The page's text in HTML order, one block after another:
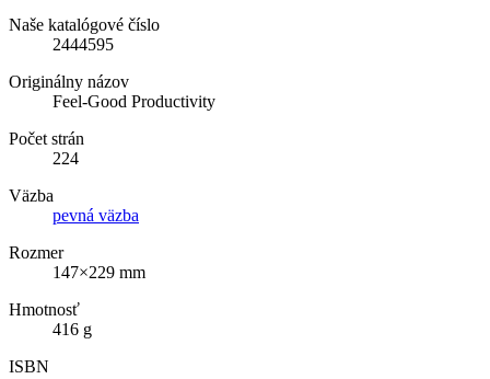
Naše katalógové číslo
2444595
Originálny názov
Feel-Good Productivity
Počet strán
224
Väzba
pevná väzba
Rozmer
147×229 mm
Hmotnosť
416 g
ISBN